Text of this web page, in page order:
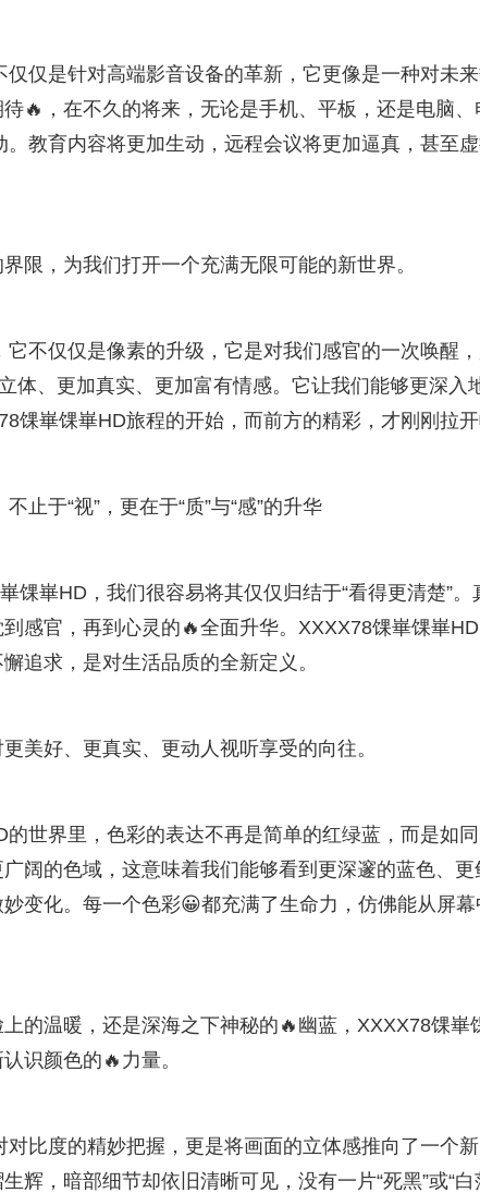
仅仅是针对高端影音设备的革新，它更像是一种对未
🔥，在不久的将来，无论是手机、平板，还是电脑
教育内容将更加生动，远程会议将更加逼真，甚至
限，为我们打开一个充满无限可能的新世界。
不仅仅是像素的升级，它是对我们感官的一次唤醒
体、更加真实、更加富有情感。它让我们能够更深入
馃崋馃崋HD旅程的开始，而前方的精彩，才刚刚拉开
止于“视”，更在于“质”与“感”的升华
馃崋HD，我们很容易将其仅仅归结于“看得更清楚”。
感官，再到心灵的🔥全面升华。XXXX78馃崋馃崋
追求，是对生活品质的全新定义。
美好、更真实、更动人视听享受的向往。
世界里，色彩的表达不再是简单的红绿蓝，而是如
阔的色域，这意味着我们能够看到更深邃的蓝色、
变化。每一个色彩😀都充满了生命力，仿佛能从屏
的温暖，还是深海之下神秘的🔥幽蓝，XXXX78馃崋
识颜色的🔥力量。
比度的精妙把握，更是将画面的立体感推向了一个
辉，暗部细节却依旧清晰可见，没有一片“死黑”或“